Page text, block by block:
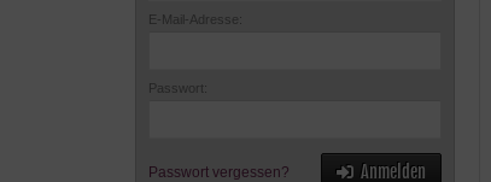
E-Mail-Adresse:
Passwort:
Passwort vergessen? Anmelden